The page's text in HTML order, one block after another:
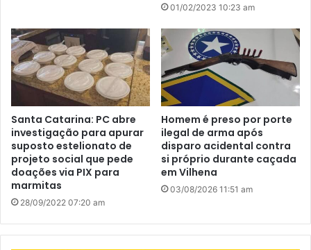
01/02/2023 10:23 am
Santa Catarina: PC abre
investigação para apurar
suposto estelionato de
projeto social que pede
doações via PIX para
marmitas
28/09/2022 07:20 am
Homem é preso por porte
ilegal de arma após
disparo acidental contra
si próprio durante caçada
em Vilhena
03/08/2026 11:51 am